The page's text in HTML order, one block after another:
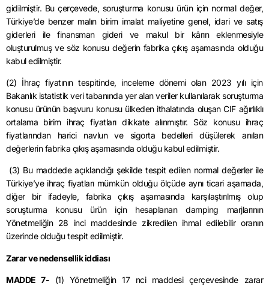
gidilmiştir. Bu çerçevede, soruşturma konusu ürün için normal değer,
Türkiye’de benzer malın birim imalat maliyetine genel, idari ve satış
giderleri ile finansman gideri ve makul bir kârın eklenmesiyle
oluşturulmuş ve söz konusu değerin fabrika çıkış aşamasında olduğu
kabul edilmiştir.
(2) İhraç fiyatının tespitinde, inceleme dönemi olan 2023 yılı için
Bakanlık istatistik veri tabanında yer alan veriler kullanılarak soruşturma
konusu ürünün başvuru konusu ülkeden ithalatında oluşan CIF ağırlıklı
ortalama birim ihraç fiyatları dikkate alınmıştır. Söz konusu ihraç
fiyatlarından harici navlun ve sigorta bedelleri düşülerek anılan
değerlerin fabrika çıkış aşamasında olduğu kabul edilmiştir.
(3) Bu maddede açıklandığı şekilde tespit edilen normal değerler ile
Türkiye’ye ihraç fiyatları mümkün olduğu ölçüde aynı ticari aşamada,
diğer bir ifadeyle, fabrika çıkış aşamasında karşılaştırılmış olup
soruşturma konusu ürün için hesaplanan damping marjlarının
Yönetmeliğin 28 inci maddesinde zikredilen ihmal edilebilir oranın
üzerinde olduğu tespit edilmiştir.
Zarar ve nedensellik iddiası
MADDE 7- (1) Yönetmeliğin 17 ncimaddesi çerçevesinde zarar